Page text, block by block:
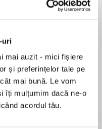
uri
mai auzit - mici fișiere
și preferințelor tale pe
mai bună. Le vom
îți mulțumim dacă ne-o
acordul tău.
much needed